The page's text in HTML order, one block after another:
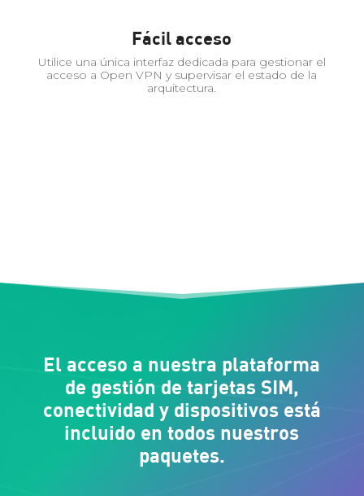
Fácil acceso
Utilice una única interfaz dedicada para gestionar el
acceso a Open VPN y supervisar el estado de la
arquitectura.
El acceso a nuestra plataforma
de gestión de tarjetas SIM,
conectividad y dispositivos está
incluido en todos nuestros
paquetes.